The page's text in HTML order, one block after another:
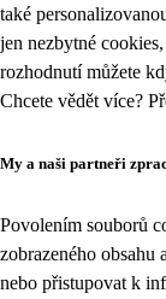
také
jen nezbytné
rozhodnutí můžete
Chcete vědět více?
My a naši partneři
Povolením souborů
zobrazeného obsahu
nebo přistupovat k